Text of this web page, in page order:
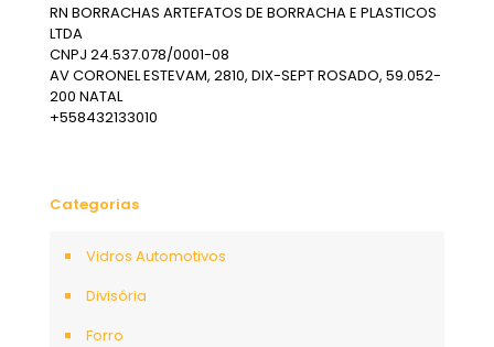
RN BORRACHAS ARTEFATOS DE BORRACHA E PLASTICOS
LTDA
CNPJ 24.537.078/0001-08
AV CORONEL ESTEVAM, 2810, DIX-SEPT ROSADO, 59.052-
200 NATAL
+558432133010
Categorias
Vidros Automotivos
Divisória
Forro